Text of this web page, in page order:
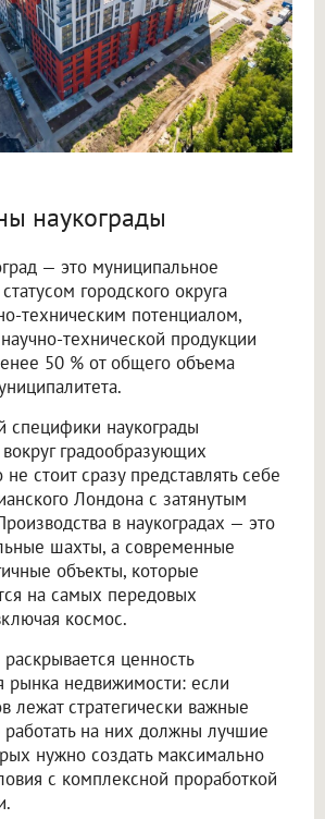
наукограды
— это муниципальное
городского округа
техническим потенциалом,
технической продукции
50 % от общего объема
специфики наукограды
градообразующих
стоит сразу представлять себе
Лондона с затянутым
в наукоградах — это
шахты, а современные
объекты, которые
на самых передовых
космос.
ценность
рынка недвижимости: если
лежат стратегически важные
работать на них должны лучшие
нужно создать максимально
с комплексной проработкой